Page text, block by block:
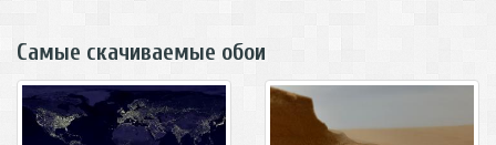
Самые скачиваемые обои